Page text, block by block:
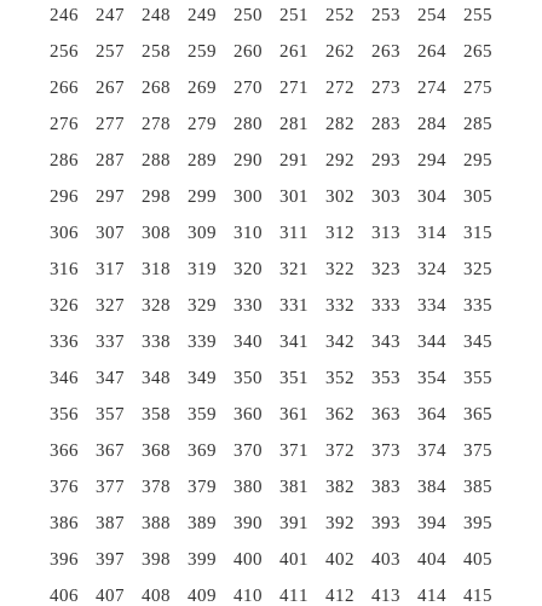
246
247 248 249 250 251 252 253 254
255
256
257 258 259 260 261 262 263 264
265
266
267 268 269 270 271 272 273 274
275
276
277 278 279 280 281 282 283 284
285
286
287 288 289 290 291 292 293 294
295
296
297 298 299 300 301 302 303 304
305
306
307 308 309 310 311 312 313 314
315
316
317 318 319 320 321 322 323 324
325
326
327 328 329 330 331 332 333 334
335
336
337 338 339 340 341 342 343 344
345
346
347 348 349 350 351 352 353 354
355
356
357 358 359 360 361 362 363 364
365
366
367 368 369 370 371 372 373 374
375
376
377 378 379 380 381 382 383 384
385
386
387 388 389 390 391 392 393 394
395
396
397 398 399 400 401 402 403 404
405
406
407 408 409 410 411 412 413 414
415